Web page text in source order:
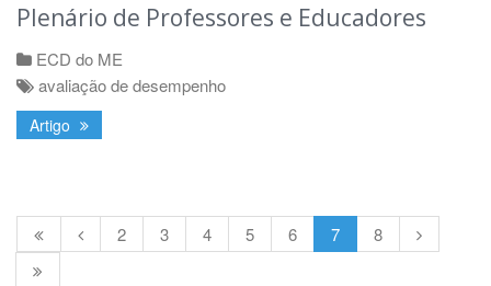
Plenário de Professores e Educadores
ECD do ME
avaliação de desempenho
Artigo
2 3 4 5 6 7 8